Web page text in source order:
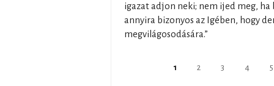
igazat adjon neki; nem ijed meg,
annyira bizonyos az Igében, hogy
megvilágosodására.”
1 2 3 4 5